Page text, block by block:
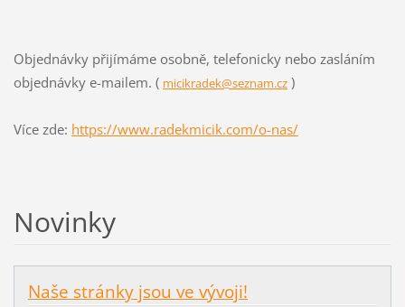
Objednávky přijímáme osobně, telefonicky nebo zasláním
objednávky e-mailem. ( micikradek@seznam.cz)
Více zde: https://www.radekmicik.com/o-nas/
Novinky
Naše stránky jsou ve vývoji!